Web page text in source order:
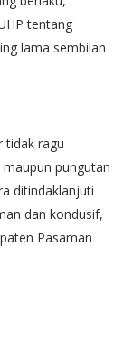
tentang
lama sembilan
tidak ragu
pungutan
ditindaklanjuti
dan kondusif,
Pasaman